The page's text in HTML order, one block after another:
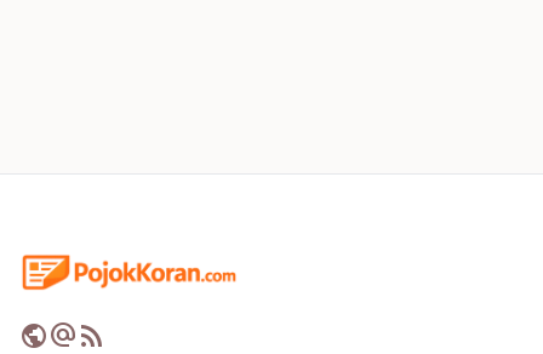
publicalternate_emailrss_feed